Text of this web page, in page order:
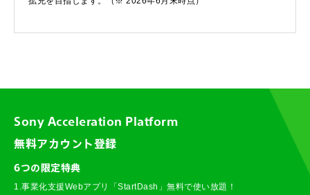
Sony Acceleration Platform
無料アカウント登録
6つの限定特典
1.事業化支援Webアプリ「StartDash」無料で使い放題！